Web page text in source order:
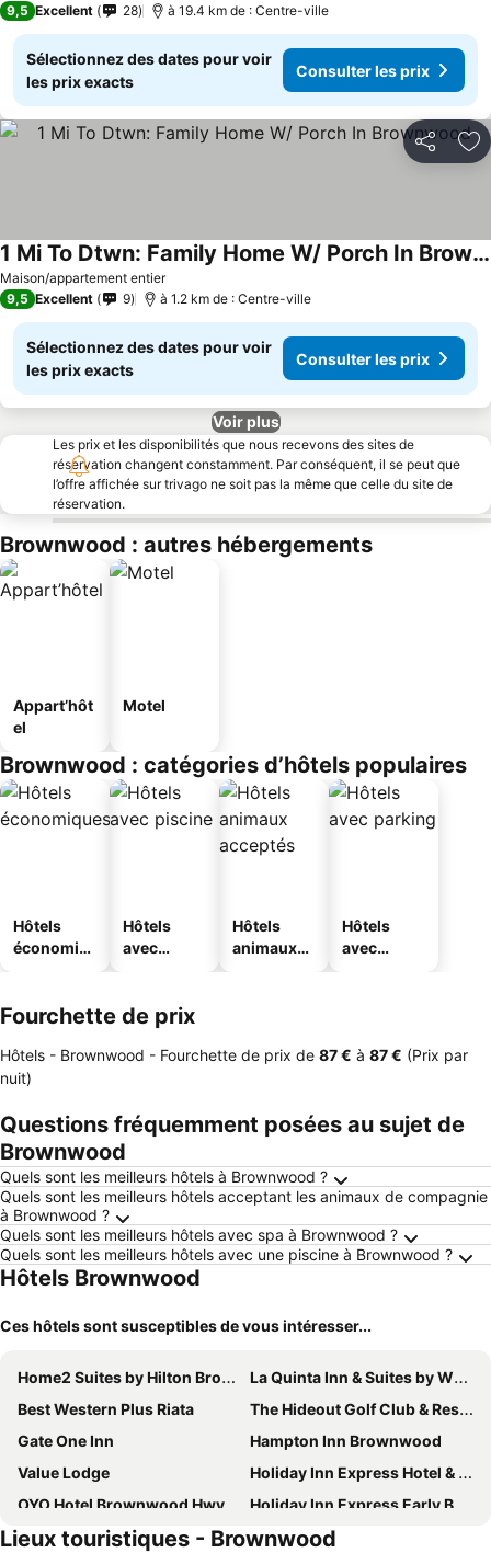
9,5 Excellent 28 à 19.4 km de : Centre-ville
Sélectionnez des dates pour voir
les prix exacts
Consulter les prix
Partager
Maison/appartement entier
1 Mi To Dtwn: Family Home W/ Porch In Brownwood
9,5 Excellent 9 à 1.2 km de : Centre-ville
Sélectionnez des dates pour voir
les prix exacts
Consulter les prix
Voir plus
Les prix et les disponibilités que nous recevons des sites de
réservation changent constamment. Par conséquent, il se peut que
l’offre affichée sur trivago ne soit pas la même que celle du site de
réservation.
Brownwood : autres hébergements
Appart’hôt
el
Motel
Brownwood : catégories d’hôtels populaires
Hôtels
économiq
Hôtels
avec
Hôtels
animaux
Hôtels
avec
Fourchette de prix
Hôtels - Brownwood - Fourchette de prix de ‎87 € à ‎87 € (Prix par
nuit)
Questions fréquemment posées au sujet de
Brownwood
Quels sont les meilleurs hôtels à Brownwood ?
Quels sont les meilleurs hôtels acceptant les animaux de compagnie
à Brownwood ?
Quels sont les meilleurs hôtels avec spa à Brownwood ?
Quels sont les meilleurs hôtels avec une piscine à Brownwood ?
Hôtels Brownwood
Ces hôtels sont susceptibles de vous intéresser...
Home2 Suites by Hilton Brownwood
La Quinta Inn & Suites by Wyndham Brownwood
Best Western Plus Riata
The Hideout Golf Club & Resort
Gate One Inn
Hampton Inn Brownwood
Value Lodge
Holiday Inn Express Hotel & Suites Brownwood
OYO Hotel Brownwood Hwy 67
Holiday Inn Express Early By Ihg
Comfort Inn Early Brownwood
Classic Inn
Lieux touristiques - Brownwood